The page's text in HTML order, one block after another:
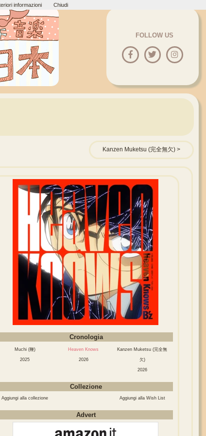
FOLLOW US
Kanzen Muketsu (完全無欠)
Cronologia
Muchi (鞭)
2025
Heaven Knows
2026
Kanzen Muketsu (完全無
欠)
2026
Collezione
Aggiungi alla collezione Aggiungi alla Wish List
Advert
informazioni Chiudi